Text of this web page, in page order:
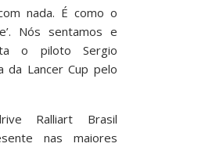
nada. É como o
Nós sentamos e
o piloto Sergio
da Lancer Cup pelo
Ralliart Brasil
nas maiores